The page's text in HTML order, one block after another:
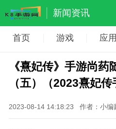
新闻资讯
首页 游戏 应用
《熹妃传》手游尚药
（五）（2023熹妃传
2023-08-14 14:18:23 作者：小编